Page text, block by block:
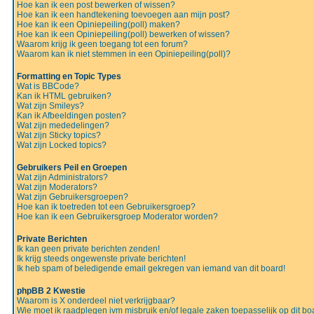
Hoe kan ik een post bewerken of wissen?
Hoe kan ik een handtekening toevoegen aan mijn post?
Hoe kan ik een Opiniepeiling(poll) maken?
Hoe kan ik een Opiniepeiling(poll) bewerken of wissen?
Waarom krijg ik geen toegang tot een forum?
Waarom kan ik niet stemmen in een Opiniepeiling(poll)?
Formatting en Topic Types
Wat is BBCode?
Kan ik HTML gebruiken?
Wat zijn Smileys?
Kan ik Afbeeldingen posten?
Wat zijn mededelingen?
Wat zijn Sticky topics?
Wat zijn Locked topics?
Gebruikers Peil en Groepen
Wat zijn Administrators?
Wat zijn Moderators?
Wat zijn Gebruikersgroepen?
Hoe kan ik toetreden tot een Gebruikersgroep?
Hoe kan ik een Gebruikersgroep Moderator worden?
Private Berichten
Ik kan geen private berichten zenden!
Ik krijg steeds ongewenste private berichten!
Ik heb spam of beledigende email gekregen van iemand van dit board!
phpBB 2 Kwestie
Waarom is X onderdeel niet verkrijgbaar?
Wie moet ik raadplegen ivm misbruik en/of legale zaken toepasselijk op dit